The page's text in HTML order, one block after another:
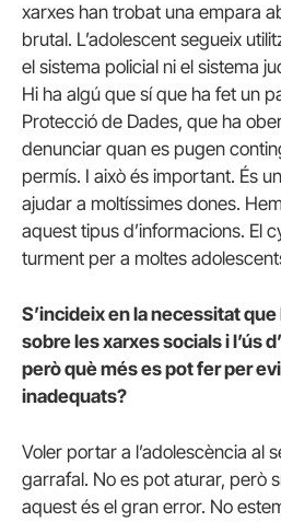
xarxes han trobat una empara
brutal. L’adolescent segueix
el sistema policial ni el sistema
Hi ha algú que sí que ha fet un
Protecció de Dades, que ha
denunciar quan es pugen
permís. I això és important. És
ajudar a moltíssimes dones.
aquest tipus d’informacions. El
turment per a moltes
S’incideix en la necessitat
sobre les xarxes socials i l’ús
però què més es pot fer per
inadequats?
Voler portar a l’adolescència al
garrafal. No es pot aturar, però
aquest és el gran error. No